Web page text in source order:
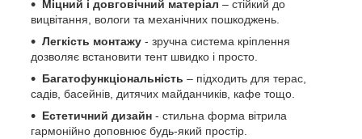
Міцний і довговічний матеріал – стійкий до
вицвітання, вологи та механічних пошкоджень.
Легкість монтажу - зручна система кріплення
дозволяє встановити тент швидко і просто.
Багатофункціональність – підходить для терас,
садів, басейнів, дитячих майданчиків, кафе тощо.
Естетичний дизайн - стильна форма вітрила
гармонійно доповнює будь-який простір.